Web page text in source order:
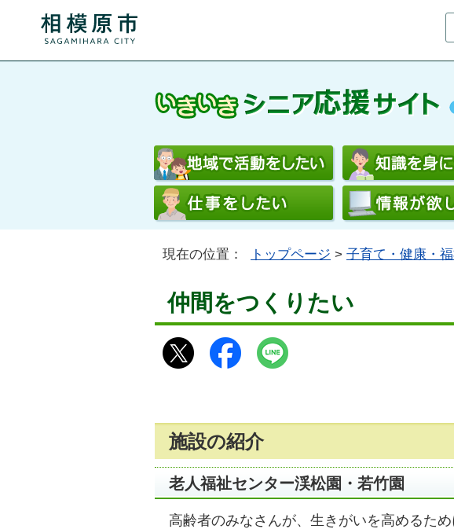
現在の位置： トップページ > 子育て・健康・
仲間をつくりたい
施設の紹介
老人福祉センター渓松園・若竹園
高齢者のみなさんが、生きがいを高めるた